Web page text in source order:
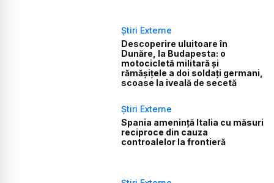
Știri Externe
Descoperire uluitoare în
Dunăre, la Budapesta: o
motocicletă militară și
rămășițele a doi soldați germani,
scoase la iveală de secetă
Știri Externe
Spania amenință Italia cu măsuri
reciproce din cauza
controalelor la frontieră